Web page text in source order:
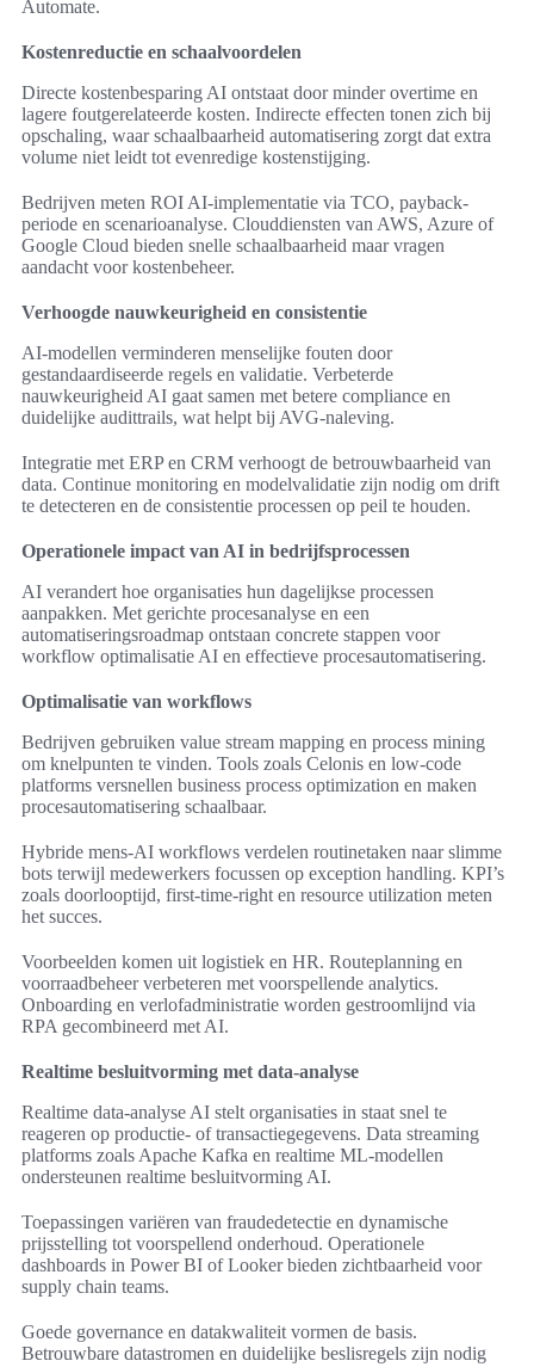
Automate.
Kostenreductie en schaalvoordelen
Directe kostenbesparing AI ontstaat door minder overtime en
lagere foutgerelateerde kosten. Indirecte effecten tonen zich bij
opschaling, waar schaalbaarheid automatisering zorgt dat extra
volume niet leidt tot evenredige kostenstijging.
Bedrijven meten ROI AI-implementatie via TCO, payback-
periode en scenarioanalyse. Clouddiensten van AWS, Azure of
Google Cloud bieden snelle schaalbaarheid maar vragen
aandacht voor kostenbeheer.
Verhoogde nauwkeurigheid en consistentie
AI-modellen verminderen menselijke fouten door
gestandaardiseerde regels en validatie. Verbeterde
nauwkeurigheid AI gaat samen met betere compliance en
duidelijke audittrails, wat helpt bij AVG-naleving.
Integratie met ERP en CRM verhoogt de betrouwbaarheid van
data. Continue monitoring en modelvalidatie zijn nodig om drift
te detecteren en de consistentie processen op peil te houden.
Operationele impact van AI in bedrijfsprocessen
AI verandert hoe organisaties hun dagelijkse processen
aanpakken. Met gerichte procesanalyse en een
automatiseringsroadmap ontstaan concrete stappen voor
workflow optimalisatie AI en effectieve procesautomatisering.
Optimalisatie van workflows
Bedrijven gebruiken value stream mapping en process mining
om knelpunten te vinden. Tools zoals Celonis en low-code
platforms versnellen business process optimization en maken
procesautomatisering schaalbaar.
Hybride mens-AI workflows verdelen routinetaken naar slimme
bots terwijl medewerkers focussen op exception handling. KPI’s
zoals doorlooptijd, first-time-right en resource utilization meten
het succes.
Voorbeelden komen uit logistiek en HR. Routeplanning en
voorraadbeheer verbeteren met voorspellende analytics.
Onboarding en verlofadministratie worden gestroomlijnd via
RPA gecombineerd met AI.
Realtime besluitvorming met data-analyse
Realtime data-analyse AI stelt organisaties in staat snel te
reageren op productie- of transactiegegevens. Data streaming
platforms zoals Apache Kafka en realtime ML-modellen
ondersteunen realtime besluitvorming AI.
Toepassingen variëren van fraudedetectie en dynamische
prijsstelling tot voorspellend onderhoud. Operationele
dashboards in Power BI of Looker bieden zichtbaarheid voor
supply chain teams.
Goede governance en datakwaliteit vormen de basis.
Betrouwbare datastromen en duidelijke beslisregels zijn nodig